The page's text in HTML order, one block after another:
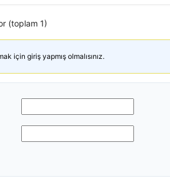
(toplam 1)
için giriş yapmış olmalısınız.